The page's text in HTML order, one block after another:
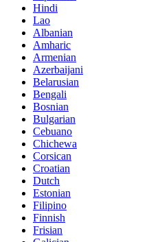
Hindi
Lao
Albanian
Amharic
Armenian
Azerbaijani
Belarusian
Bengali
Bosnian
Bulgarian
Cebuano
Chichewa
Corsican
Croatian
Dutch
Estonian
Filipino
Finnish
Frisian